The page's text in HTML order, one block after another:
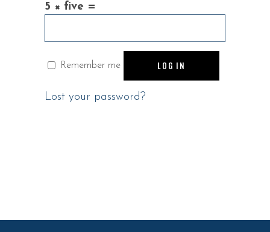
5 × five =
Remember me LOG IN
Lost your password?